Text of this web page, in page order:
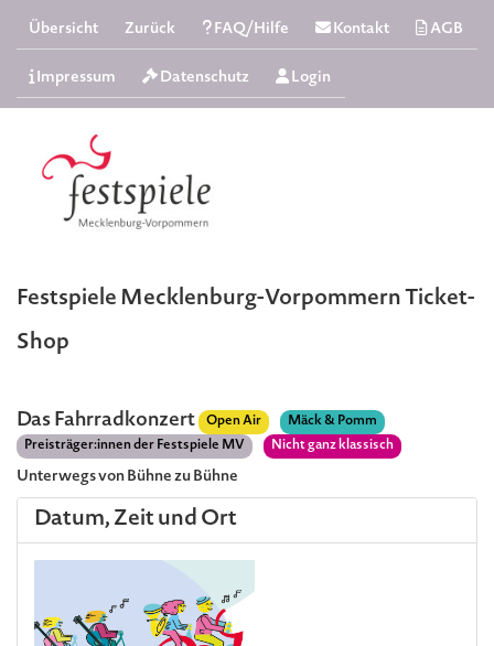
Übersicht Zurück FAQ/Hilfe Kontakt AGB
Impressum Datenschutz Login
Festspiele Mecklenburg-Vorpommern Ticket-
Shop
Das Fahrradkonzert Open Air
Mäck & Pomm
Preisträger:innen der Festspiele MV
Nicht ganz klassisch
Unterwegs von Bühne zu Bühne
Datum, Zeit und Ort